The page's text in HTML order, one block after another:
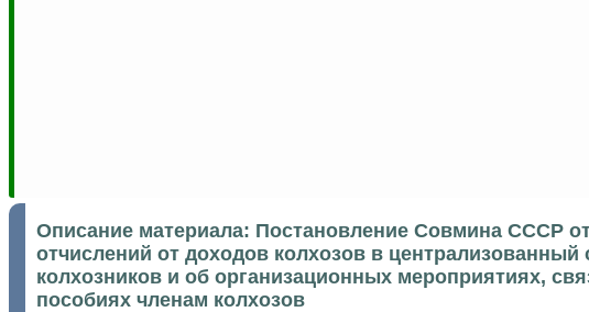
Описание материала: Постановление Совмина СССР
отчислений от доходов колхозов в
колхозников и об организационных мероприятиях,
пособиях членам колхозов